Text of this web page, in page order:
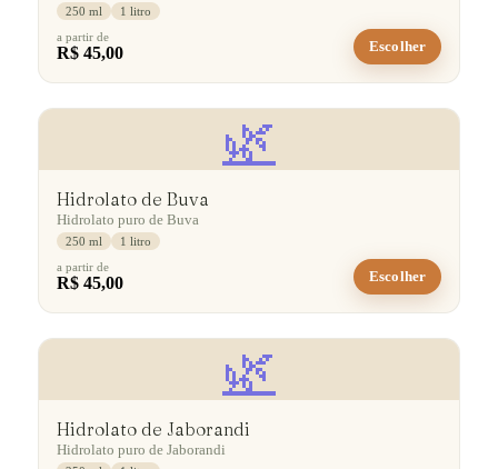
250 ml
1 litro
a partir de
R$ 45,00 Escolher
🌿
Hidrolato de Buva
Hidrolato puro de Buva
250 ml
1 litro
a partir de
R$ 45,00 Escolher
🌿
Hidrolato de Jaborandi
Hidrolato puro de Jaborandi